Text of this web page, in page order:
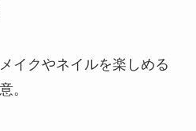
イクやネイルを楽しめる
。